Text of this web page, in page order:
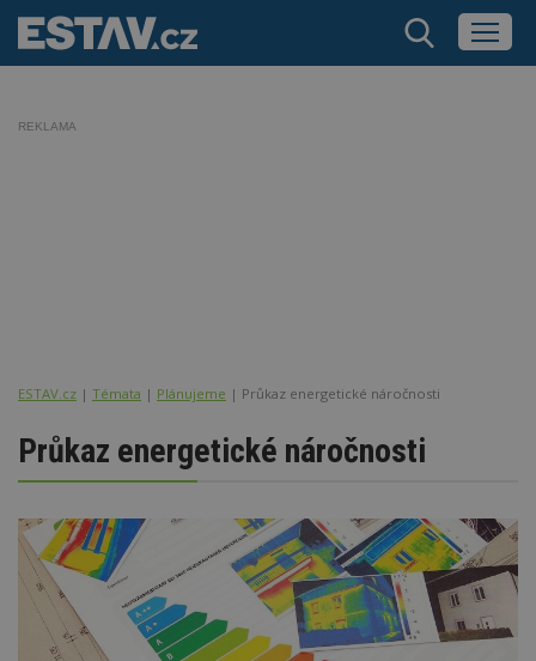
REKLAMA
ESTAV.cz Témata Plánujeme Průkaz energetické náročnosti
Průkaz energetické náročnosti